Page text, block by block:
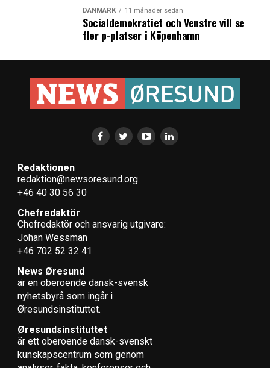
DANMARK 11 månader sedan
Socialdemokratiet och Venstre vill se
fler p-platser i Köpenhamn
Redaktionen
redaktion@newsoresund.org
+46 40 30 56 30
Chefredaktör
Chefredaktör och ansvarig utgivare:
Johan Wessman
+46 702 52 32 41
News Øresund
är en oberoende dansk-svensk
nyhets­byrå som ingår i
Øresundsinstituttet.
Øresundsinstituttet
är ett oberoende dansk-svenskt
kunskapscentrum som genom